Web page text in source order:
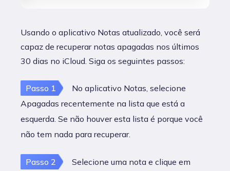
Usando o aplicativo Notas atualizado, você será
capaz de recuperar notas apagadas nos últimos
30 dias no iCloud. Siga os seguintes passos:
Passo 1
No aplicativo Notas, selecione
Apagadas recentemente na lista que está a
esquerda. Se não houver esta lista é porque você
não tem nada para recuperar.
Passo 2
Selecione uma nota e clique em